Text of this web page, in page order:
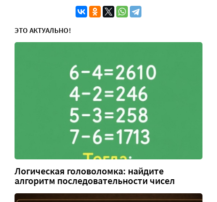
ЭТО АКТУАЛЬНО!
Логическая головоломка: найдите
алгоритм последовательности чисел